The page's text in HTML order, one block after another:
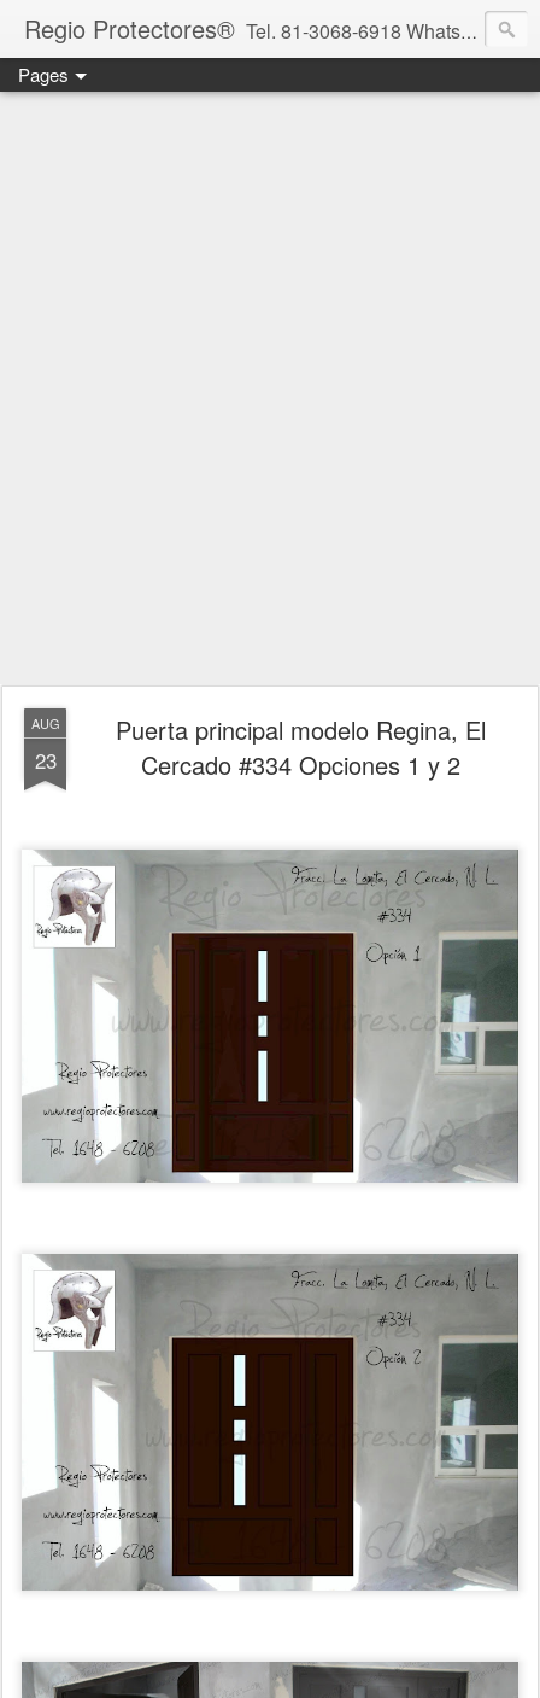
Regio Protectores® Tel. 81-3068-6918 WhatsApp 81-2636-2823 / 33-1145-3780 cotizacionregioprotectores@gmail.com / regioprotectores@gmail.com https://www.facebook.com/RegioProtectores/
Pages
AUG
23
Puerta principal modelo Regina, El
Cercado #334 Opciones 1 y 2